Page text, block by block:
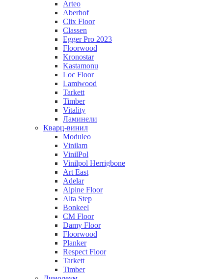
Arteo
Aberhof
Clix Floor
Classen
Egger Pro 2023
Floorwood
Kronostar
Kastamonu
Loc Floor
Lamiwood
Tarkett
Timber
Vitality
Ламинели
Кварц-винил
Moduleo
Vinilam
VinilPol
Vinilpol Herrigbone
Art East
Adelar
Alpine Floor
Alta Step
Bonkeel
CM Floor
Damy Floor
Floorwood
Planker
Respect Floor
Tarkett
Timber